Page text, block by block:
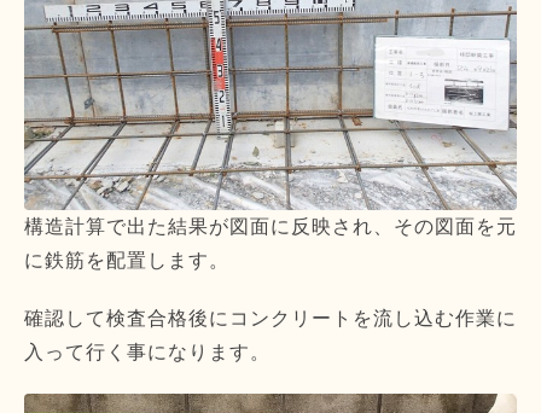
構造計算で出た結果が図面に反映され、その図面を元
に鉄筋を配置します。
確認して検査合格後にコンクリートを流し込む作業に
入って行く事になります。